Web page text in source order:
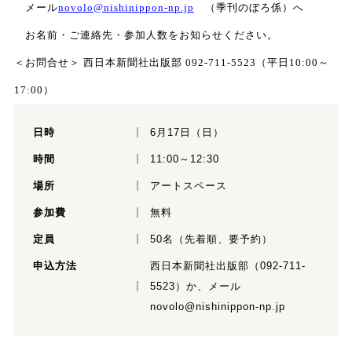
メールnovolo@nishinippon-np.jp （季刊のぼろ係）へ
お名前・ご連絡先・参加人数をお知らせください。
＜お問合せ＞ 西日本新聞社出版部 092-711-5523（平日10:00～
17:00）
日時 6月17日（日）
時間 11:00～12:30
場所 アートスペース
参加費 無料
定員 50名（先着順、要予約）
申込方法
西日本新聞社出版部（092-711-
5523）か、メール
novolo@nishinippon-np.jp